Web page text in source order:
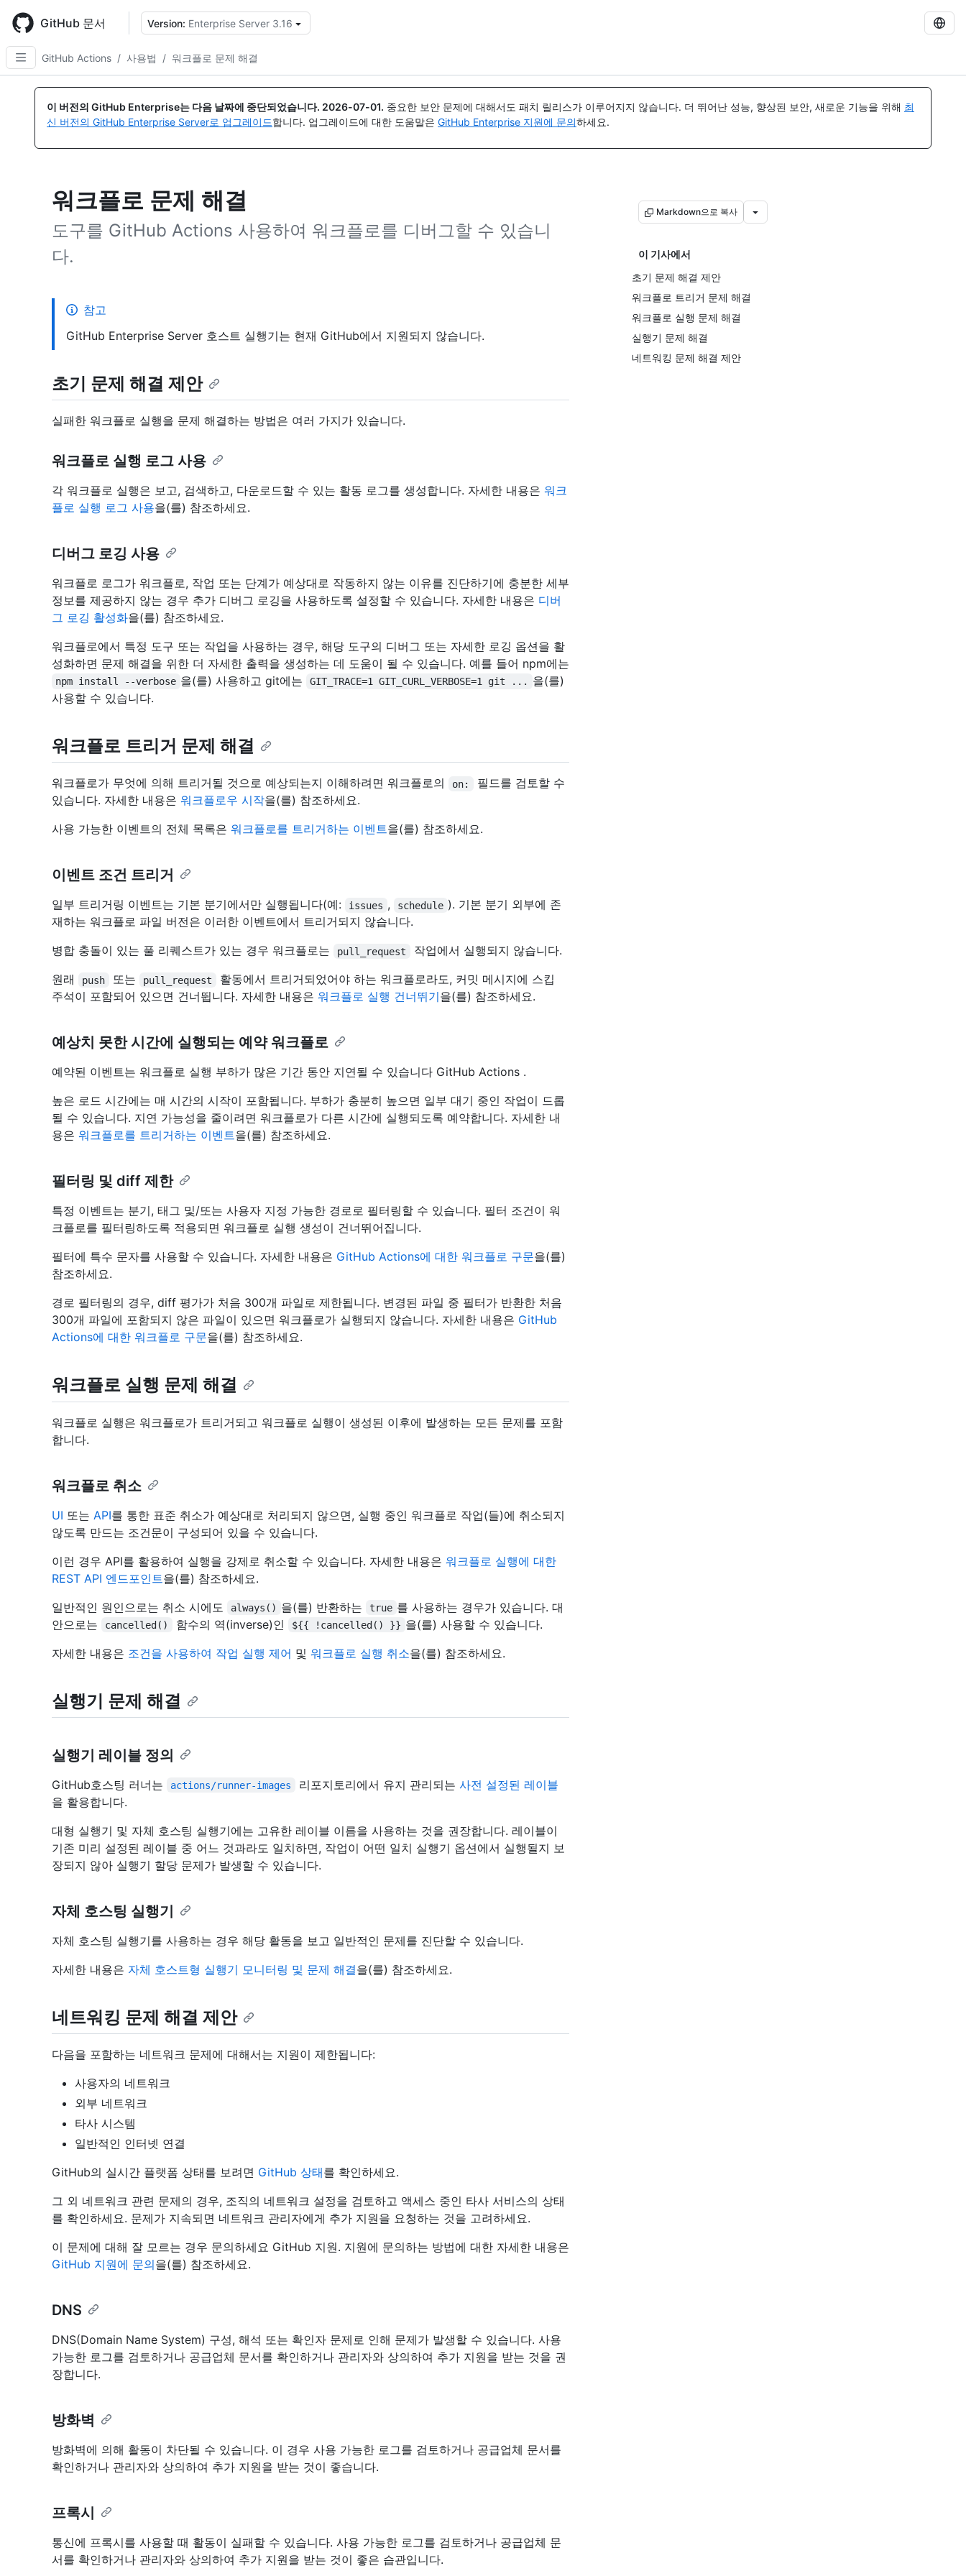
main
content
GitHub 문서 Version: Enterprise Server 3.16
GitHub Actions / 사용법 / 워크플로 문제 해결
이 버전의 GitHub Enterprise는 다음 날짜에 중단되었습니다. 2026-07-01. 중요한 보안 문제에 대해서도 패치 릴리스가 이루어지지 않습니다. 더 뛰어난 성능, 향상된 보안, 새로운 기능을 위해 최
신 버전의 GitHub Enterprise Server로 업그레이드합니다. 업그레이드에 대한 도움말은 GitHub Enterprise 지원에 문의하세요.
워크플로 문제 해결
도구를 GitHub Actions 사용하여 워크플로를 디버그할 수 있습니
다.
Markdown으로 복사
이 기사에서
초기 문제 해결 제안
워크플로 트리거 문제 해결
워크플로 실행 문제 해결
실행기 문제 해결
네트워킹 문제 해결 제안
참고
GitHub Enterprise Server 호스트 실행기는 현재 GitHub에서 지원되지 않습니다.
초기 문제 해결 제안
실패한 워크플로 실행을 문제 해결하는 방법은 여러 가지가 있습니다.
워크플로 실행 로그 사용
각 워크플로 실행은 보고, 검색하고, 다운로드할 수 있는 활동 로그를 생성합니다. 자세한 내용은 워크
플로 실행 로그 사용을(를) 참조하세요.
디버그 로깅 사용
워크플로 로그가 워크플로, 작업 또는 단계가 예상대로 작동하지 않는 이유를 진단하기에 충분한 세부
정보를 제공하지 않는 경우 추가 디버그 로깅을 사용하도록 설정할 수 있습니다. 자세한 내용은 디버
그 로깅 활성화을(를) 참조하세요.
워크플로에서 특정 도구 또는 작업을 사용하는 경우, 해당 도구의 디버그 또는 자세한 로깅 옵션을 활
성화하면 문제 해결을 위한 더 자세한 출력을 생성하는 데 도움이 될 수 있습니다. 예를 들어 npm에는
npm install --verbose 을(를) 사용하고 git에는 GIT_TRACE=1 GIT_CURL_VERBOSE=1 git ...
을(를)
사용할 수 있습니다.
워크플로 트리거 문제 해결
워크플로가 무엇에 의해 트리거될 것으로 예상되는지 이해하려면 워크플로의 on:
필드를 검토할 수
있습니다. 자세한 내용은 워크플로우 시작을(를) 참조하세요.
사용 가능한 이벤트의 전체 목록은 워크플로를 트리거하는 이벤트을(를) 참조하세요.
이벤트 조건 트리거
일부 트리거링 이벤트는 기본 분기에서만 실행됩니다(예: issues , schedule ). 기본 분기 외부에 존
재하는 워크플로 파일 버전은 이러한 이벤트에서 트리거되지 않습니다.
병합 충돌이 있는 풀 리퀘스트가 있는 경우 워크플로는
pull_request
작업에서 실행되지 않습니다.
원래
push 또는 pull_request
활동에서 트리거되었어야 하는 워크플로라도, 커밋 메시지에 스킵
주석이 포함되어 있으면 건너뜁니다. 자세한 내용은 워크플로 실행 건너뛰기을(를) 참조하세요.
예상치 못한 시간에 실행되는 예약 워크플로
예약된 이벤트는 워크플로 실행 부하가 많은 기간 동안 지연될 수 있습니다 GitHub Actions .
높은 로드 시간에는 매 시간의 시작이 포함됩니다. 부하가 충분히 높으면 일부 대기 중인 작업이 드롭
될 수 있습니다. 지연 가능성을 줄이려면 워크플로가 다른 시간에 실행되도록 예약합니다. 자세한 내
용은 워크플로를 트리거하는 이벤트을(를) 참조하세요.
필터링 및 diff 제한
특정 이벤트는 분기, 태그 및/또는 사용자 지정 가능한 경로로 필터링할 수 있습니다. 필터 조건이 워
크플로를 필터링하도록 적용되면 워크플로 실행 생성이 건너뛰어집니다.
필터에 특수 문자를 사용할 수 있습니다. 자세한 내용은 GitHub Actions에 대한 워크플로 구문을(를)
참조하세요.
경로 필터링의 경우, diff 평가가 처음 300개 파일로 제한됩니다. 변경된 파일 중 필터가 반환한 처음
300개 파일에 포함되지 않은 파일이 있으면 워크플로가 실행되지 않습니다. 자세한 내용은 GitHub
Actions에 대한 워크플로 구문을(를) 참조하세요.
워크플로 실행 문제 해결
워크플로 실행은 워크플로가 트리거되고 워크플로 실행이 생성된 이후에 발생하는 모든 문제를 포함
합니다.
워크플로 취소
UI 또는 API를 통한 표준 취소가 예상대로 처리되지 않으면, 실행 중인 워크플로 작업(들)에 취소되지
않도록 만드는 조건문이 구성되어 있을 수 있습니다.
이런 경우 API를 활용하여 실행을 강제로 취소할 수 있습니다. 자세한 내용은 워크플로 실행에 대한
REST API 엔드포인트을(를) 참조하세요.
일반적인 원인으로는 취소 시에도
always() 을(를) 반환하는 true 를 사용하는 경우가 있습니다. 대
안으로는
cancelled() 함수의 역(inverse)인 ${{ !cancelled() }} 을(를) 사용할 수 있습니다.
자세한 내용은 조건을 사용하여 작업 실행 제어 및 워크플로 실행 취소을(를) 참조하세요.
실행기 문제 해결
실행기 레이블 정의
GitHub호스팅 러너는 actions/runner-images 리포지토리에서 유지 관리되는 사전 설정된 레이블
을 활용합니다.
대형 실행기 및 자체 호스팅 실행기에는 고유한 레이블 이름을 사용하는 것을 권장합니다. 레이블이
기존 미리 설정된 레이블 중 어느 것과라도 일치하면, 작업이 어떤 일치 실행기 옵션에서 실행될지 보
장되지 않아 실행기 할당 문제가 발생할 수 있습니다.
자체 호스팅 실행기
자체 호스팅 실행기를 사용하는 경우 해당 활동을 보고 일반적인 문제를 진단할 수 있습니다.
자세한 내용은 자체 호스트형 실행기 모니터링 및 문제 해결을(를) 참조하세요.
네트워킹 문제 해결 제안
다음을 포함하는 네트워크 문제에 대해서는 지원이 제한됩니다:
사용자의 네트워크
외부 네트워크
타사 시스템
일반적인 인터넷 연결
GitHub의 실시간 플랫폼 상태를 보려면 GitHub 상태를 확인하세요.
그 외 네트워크 관련 문제의 경우, 조직의 네트워크 설정을 검토하고 액세스 중인 타사 서비스의 상태
를 확인하세요. 문제가 지속되면 네트워크 관리자에게 추가 지원을 요청하는 것을 고려하세요.
이 문제에 대해 잘 모르는 경우 문의하세요 GitHub 지원. 지원에 문의하는 방법에 대한 자세한 내용은
GitHub 지원에 문의을(를) 참조하세요.
DNS
DNS(Domain Name System) 구성, 해석 또는 확인자 문제로 인해 문제가 발생할 수 있습니다. 사용
가능한 로그를 검토하거나 공급업체 문서를 확인하거나 관리자와 상의하여 추가 지원을 받는 것을 권
장합니다.
방화벽
방화벽에 의해 활동이 차단될 수 있습니다. 이 경우 사용 가능한 로그를 검토하거나 공급업체 문서를
확인하거나 관리자와 상의하여 추가 지원을 받는 것이 좋습니다.
프록시
통신에 프록시를 사용할 때 활동이 실패할 수 있습니다. 사용 가능한 로그를 검토하거나 공급업체 문
서를 확인하거나 관리자와 상의하여 추가 지원을 받는 것이 좋은 습관입니다.